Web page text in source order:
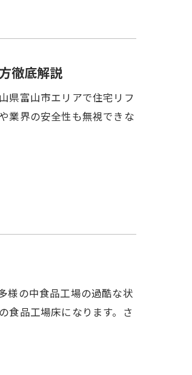
徹底解説
県富山市エリアで住宅リフ
業界の安全性も無視できな
様の中食品工場の過酷な状
食品工場床になります。さ